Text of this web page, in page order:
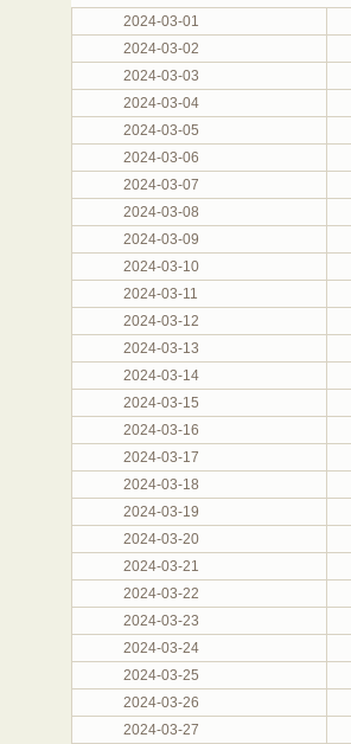
2024-03-01
2024-03-02
2024-03-03
2024-03-04
2024-03-05
2024-03-06
2024-03-07
2024-03-08
2024-03-09
2024-03-10
2024-03-11
2024-03-12
2024-03-13
2024-03-14
2024-03-15
2024-03-16
2024-03-17
2024-03-18
2024-03-19
2024-03-20
2024-03-21
2024-03-22
2024-03-23
2024-03-24
2024-03-25
2024-03-26
2024-03-27